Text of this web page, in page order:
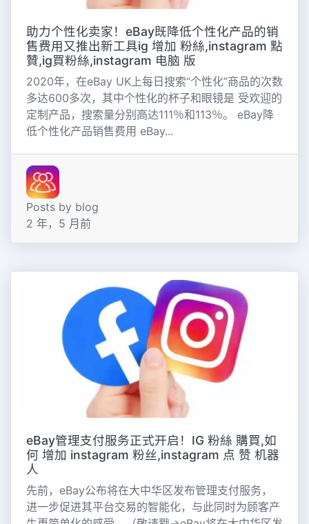
助力个性化卖家！eBay既降低个性化产品的销
售费用又推出新工具ig 增加 粉絲,instagram 點
贊,ig買粉絲,instagram 电脑 版
2020年，在eBay UK上每日搜索“个性化”商品的次数
多达600多次，其中个性化的杯子和眼镜是 受欢迎的
定制产品，搜索量分别高达111％和113％。 eBay降
低个性化产品销售费用 eBay...
Posts by blog
2 年，5 月前
eBay管理支付服务正式开启！IG 粉絲 購買,如
何 增加 instagram 粉丝,instagram 点 赞 机器
人
先前，eBay公布将在大中华区发布管理支付服务，
进一步促进其平台交易的智能化，与此同时为顾客产